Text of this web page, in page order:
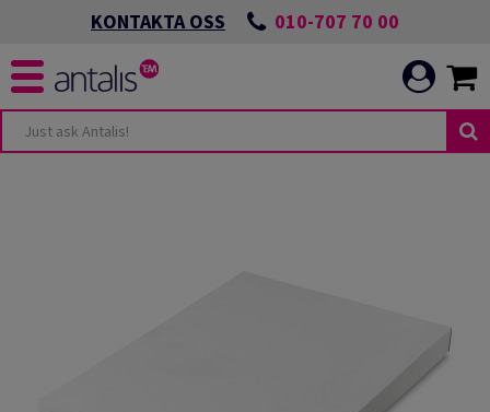
KONTAKTA OSS 010-707 70 00